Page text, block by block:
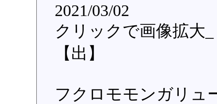
2021/03/02
クリックで画像拡大_
【出】
フクロモモンガリュ